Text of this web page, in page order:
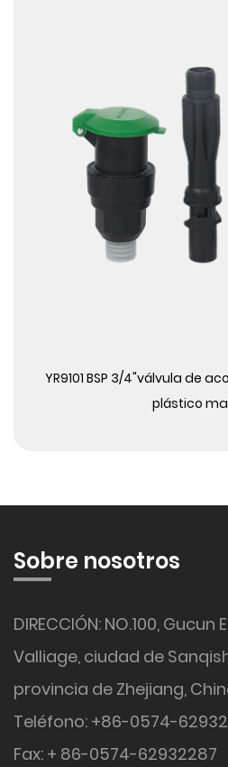
Ver más
YR9101 BSP 3/4"válvula de
plástico
Sobre nosotros
DIRECCIÓN: NO.100,
Valliage, ciudad de
provincia de Zhejiang,
Teléfono: +86-0574-
Fax: + 86-0574-62932287